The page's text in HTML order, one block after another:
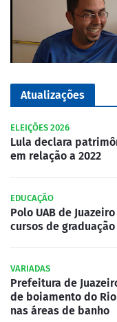
Atualizações
ELEIÇÕES 2026
Lula declara
em relação a 2022
EDUCAÇÃO
Polo UAB de
cursos de
VARIADAS
Prefeitura de
de boiamento do
nas áreas de banho